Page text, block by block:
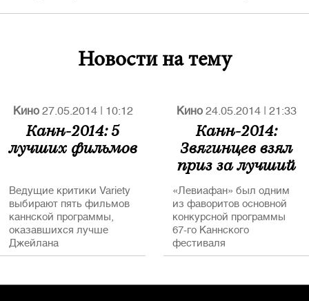
Новости на тему
Кино 27.05.2014 | 10:12
Канн-2014: 5
лучших фильмов
Ведущие критики Variety
выбирают пять фильмов
каннской программы,
оказавшихся лучше
Джейлана
Кино 24.05.2014 | 21:33
Канн-2014:
Звягинцев взял
приз за лучший
сценарий
«Левиафан» был одним
из фаворитов основной
конкурсной программы
67-го Каннского
фестиваля